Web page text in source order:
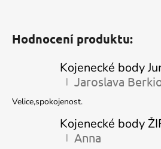
Hodnocení produktu:
Kojenecké body
Hodnocení produktu je 5 z
| Jaroslava
Velice,spokojenost.
Hodnocení produktu je 5 z
| Anna